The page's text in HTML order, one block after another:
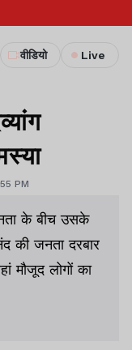
वीडियो Live
PM
के बीच उसके
की जनता दरबार
मौजूद लोगों का